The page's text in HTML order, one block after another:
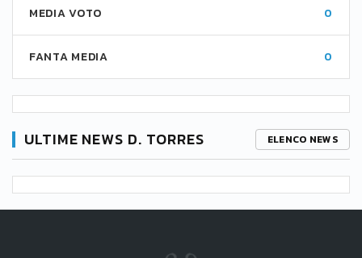
MEDIA VOTO 0
FANTA MEDIA 0
ULTIME NEWS D. TORRES ELENCO NEWS